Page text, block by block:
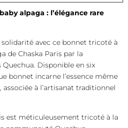
alpaga : l’élégance rare
avec ce bonnet tricoté à
de Chaska Paris par la
Disponible en six
bonnet incarne l’essence même
associée à l’artisanat traditionnel
est méticuleusement tricoté à la